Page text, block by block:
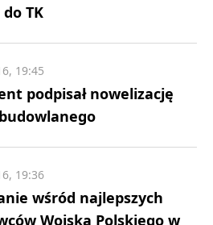
TK
podpisał nowelizację
19:45
wśród najlepszych
Wojska Polskiego w
19:36